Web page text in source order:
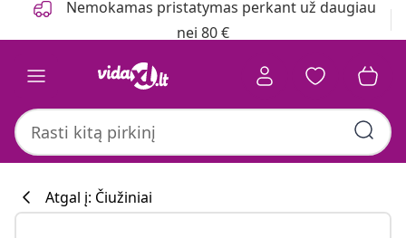
Nemokamas pristatymas perkant už daugiau
nei 80 €
Atgal į: Čiužiniai